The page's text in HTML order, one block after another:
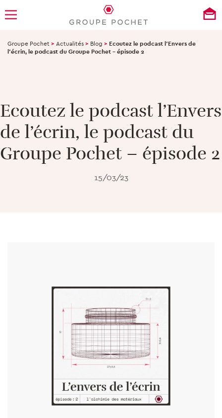
Groupe Pochet > Actualités > Blog > Ecoutez le podcast l’Envers de
l’écrin, le podcast du Groupe Pochet – épisode 2
Ecoutez le podcast l’Envers
de l’écrin, le podcast du
Groupe Pochet – épisode 2
15/03/23